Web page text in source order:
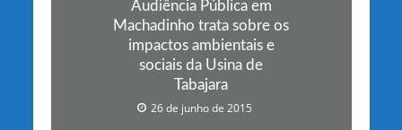
Audiência Pública em
Machadinho trata sobre os
impactos ambientais e
sociais da Usina de
Tabajara
26 de junho de 2015